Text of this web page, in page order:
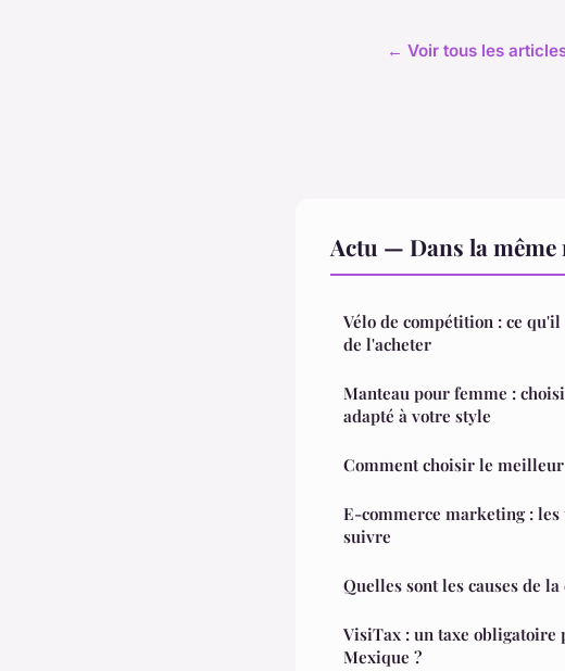
← Voir tous les
Actu — Dans la
Vélo de compétition : ce
de l'acheter
Manteau pour femme :
adapté à votre style
Comment choisir le
E-commerce marketing : les
suivre
Quelles sont les causes de
VisiTax : un taxe obligatoire
Mexique ?